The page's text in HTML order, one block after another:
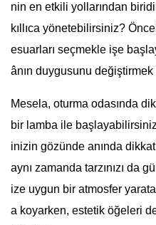
nin en etkili yollarından
kıllıca yönetebilirsiniz?
esuarları seçmekle işe
ânın duygusunu değiştirmek
Mesela, oturma odasında
bir lamba ile
inizin gözünde anında
aynı zamanda tarzınızı da
ize uygun bir atmosfer
a koyarken, estetik öğeleri